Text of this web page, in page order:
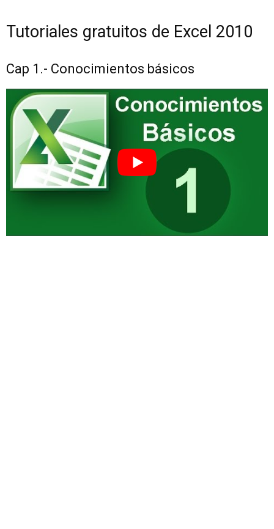
Tutoriales gratuitos de Excel 2010
Cap 1.- Conocimientos básicos